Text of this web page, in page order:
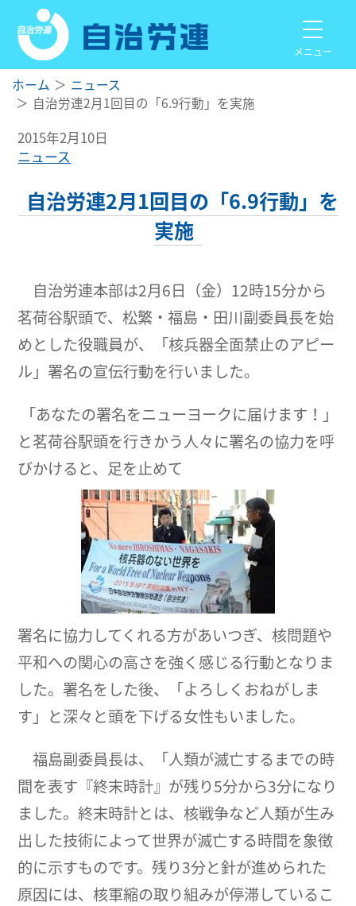
メニュー
ホーム
ニュース
自治労連2月1回目の「6.9行動」を実施
2015年2月10日
ニュース
自治労連2月1回目の「6.9行動」を
実施
自治労連本部は2月6日（金）12時15分から
茗荷谷駅頭で、松繁・福島・田川副委員長を始
めとした役職員が、「核兵器全面禁止のアピー
ル」署名の宣伝行動を行いました。
「あなたの署名をニューヨークに届けます！」
と茗荷谷駅頭を行きかう人々に署名の協力を呼
びかけると、足を止めて
署名に協力してくれる方があいつぎ、核問題や
平和への関心の高さを強く感じる行動となりま
した。署名をした後、「よろしくおねがしま
す」と深々と頭を下げる女性もいました。
福島副委員長は、「人類が滅亡するまでの時
間を表す『終末時計』が残り5分から3分になり
ました。終末時計とは、核戦争など人類が生み
出した技術によって世界が滅亡する時間を象徴
的に示すものです。残り3分と針が進められた
原因には、核軍縮の取り組みが停滞しているこ